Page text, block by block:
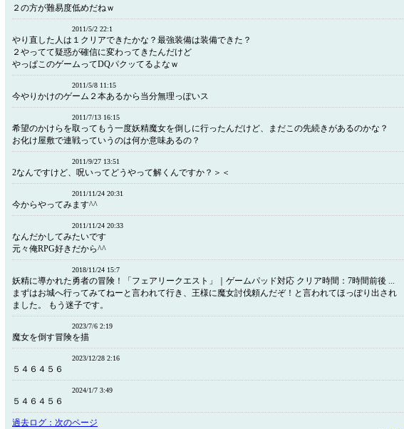
２の方が難易度低めだねｗ
2011/5/2 22:1
やり直した人は１クリアできたかな？最強装備は装備できた？
２やってて疑惑が確信に変わってきたんだけど
やっぱこのゲームってDQパクッてるよなｗ
2011/5/8 11:15
今やりかけのゲーム２本あるから当分無理っぽいス
2011/7/13 16:15
希望のかけらを取ってもう一度妖精魔女を倒しに行ったんだけど、まだこの先続きがあるのかな？
お化け屋敷で連戦っていうのは何か意味あるの？
2011/9/27 13:51
2なんですけど、呪いってどうやって解くんですか？＞＜
2011/11/24 20:31
今からやってみます^^
2011/11/24 20:33
なんだかしてみたいです
元々俺RPG好きだから^^
2018/11/24 15:7
妖精に導かれた勇者の冒険！「フェアリークエスト」｜ゲームパッド対応 クリア時間：7時間前後 ...
まずはお城へ行ってみてねーと言われて行き、王様に魔女討伐頼んだぞ！と言われてほっぽり出され
ました。 もう迷子です。
2023/7/6 2:19
魔女を倒す冒険を描
2023/12/28 2:16
５４６４５６
2024/1/7 3:49
５４６４５６
過去ログ：次のページ